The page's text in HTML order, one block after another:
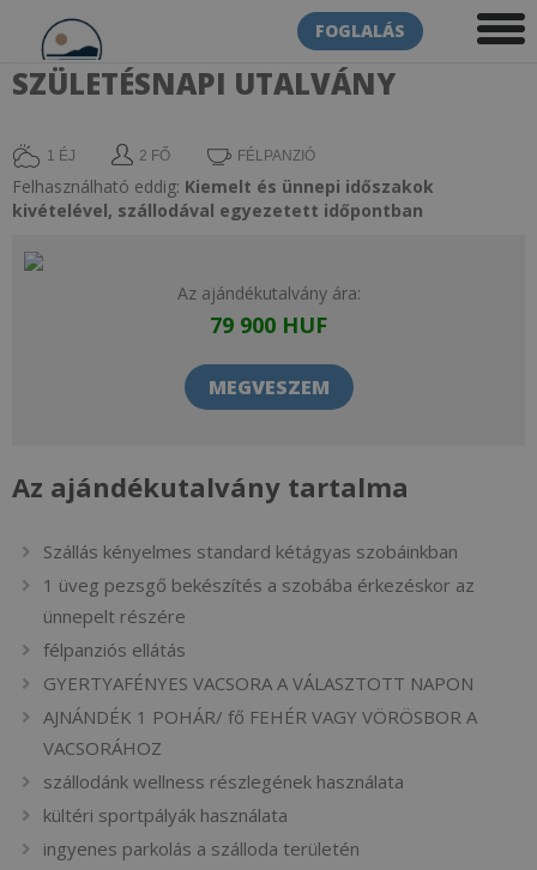
FOGLALÁS
SZÜLETÉSNAPI UTALVÁNY
1 ÉJ 2 FŐ FÉLPANZIÓ
Felhasználható eddig: Kiemelt és ünnepi időszakok
kivételével, szállodával egyezetett időpontban
Az ajándékutalvány ára:
79 900 HUF
MEGVESZEM
Az ajándékutalvány tartalma
Szállás kényelmes standard kétágyas szobáinkban
1 üveg pezsgő bekészítés a szobába érkezéskor az
ünnepelt részére
félpanziós ellátás
GYERTYAFÉNYES VACSORA A VÁLASZTOTT NAPON
AJNÁNDÉK 1 POHÁR/ fő FEHÉR VAGY VÖRÖSBOR A
VACSORÁHOZ
szállodánk wellness részlegének használata
kültéri sportpályák használata
ingyenes parkolás a szálloda területén